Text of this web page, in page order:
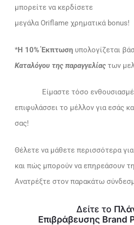
μπορείτε να κερδίσετε
μεγάλα Oriflame χρηματικά bonus!
*Η 10% Έκπτωση υπολογίζεται
Καταλόγου της παραγγελίαςτων
Είμαστε τόσο
επιφυλάσσει το μέλλον για εσάς
σας!
Θέλετε να μάθετε περισσότερα
και πώς μπορούν να επηρεάσουν
Ανατρέξτε στον παρακάτω
Δείτε το
Επιβράβευσης Brand